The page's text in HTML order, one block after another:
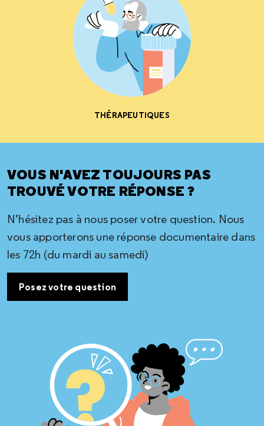
THÉRAPEUTIQUES
VOUS N'AVEZ TOUJOURS PAS
TROUVÉ VOTRE RÉPONSE ?
N’hésitez pas à nous poser votre question. Nous
vous apporterons une réponse documentaire dans
les 72h (du mardi au samedi)
Posez votre question